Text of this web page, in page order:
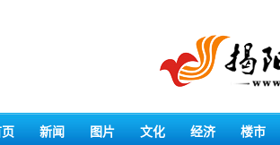
新闻 图片 文化 经济 楼市